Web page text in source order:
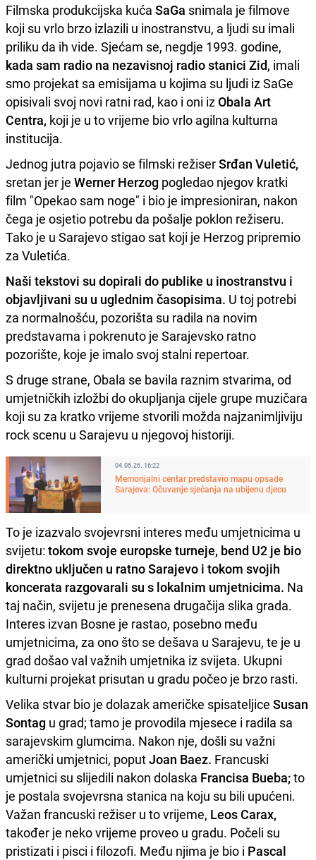
Filmska produkcijska kuća SaGa snimala je filmove
koji su vrlo brzo izlazili u inostranstvu, a ljudi su imali
priliku da ih vide. Sjećam se, negdje 1993. godine,
kada sam radio na nezavisnoj radio stanici Zid, imali
smo projekat sa emisijama u kojima su ljudi iz SaGe
opisivali svoj novi ratni rad, kao i oni izObala Art
Centra, koji je u to vrijeme bio vrlo agilna kulturna
institucija.
Jednog jutra pojavio se filmski režiserSrđan Vuletić,
sretan jer je Werner Herzog pogledao njegov kratki
film "Opekao sam noge" i bio je impresioniran, nakon
čega je osjetio potrebu da pošalje poklon režiseru.
Tako je u Sarajevo stigao sat koji je Herzog pripremio
za Vuletića.
Naši tekstovi su dopirali do publike u inostranstvu i
objavljivani su u uglednim časopisima. U toj potrebi
za normalnošću, pozorišta su radila na novim
predstavama i pokrenuto je Sarajevsko ratno
pozorište, koje je imalo svoj stalni repertoar.
S druge strane, Obala se bavila raznim stvarima, od
umjetničkih izložbi do okupljanja cijele grupe muzičara
koji su za kratko vrijeme stvorili možda najzanimljiviju
rock scenu u Sarajevu u njegovoj historiji.
04.05.26. 16:22
Memorijalni centar predstavio mapu opsade
Sarajeva: Očuvanje sjećanja na ubijenu djecu
To je izazvalo svojevrsni interes među umjetnicima u
svijetu: tokom svoje europske turneje, bend U2 je bio
direktno uključen u ratno Sarajevo i tokom svojih
koncerata razgovarali su s lokalnim umjetnicima. Na
taj način, svijetu je prenesena drugačija slika grada.
Interes izvan Bosne je rastao, posebno među
umjetnicima, za ono što se dešava u Sarajevu, te je u
grad došao val važnih umjetnika iz svijeta. Ukupni
kulturni projekat prisutan u gradu počeo je brzo rasti.
Velika stvar bio je dolazak američke spisateljice Susan
Sontag u grad; tamo je provodila mjesece i radila sa
sarajevskim glumcima. Nakon nje, došli su važni
američki umjetnici, poputJoan Baez. Francuski
umjetnici su slijedili nakon dolaska Francisa Bueba;to
je postala svojevrsna stanica na koju su bili upućeni.
Važan francuski režiser u to vrijeme, Leos Carax,
također je neko vrijeme proveo u gradu. Počeli su
pristizati i pisci i filozofi. Među njima je bio i Pascal